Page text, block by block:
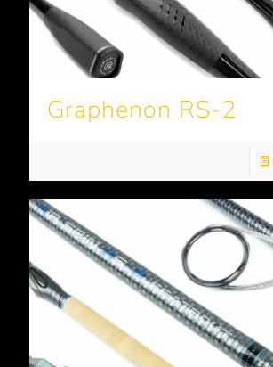
Graphenon RS-2